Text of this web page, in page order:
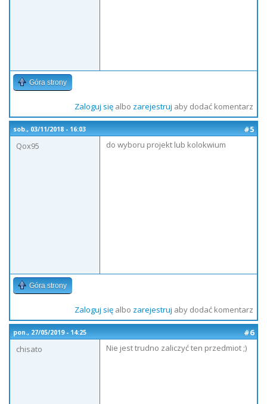
Góra strony
Zaloguj sięalbo zarejestruj aby dodać komentarz
sob., 03/11/2018 - 16:03
#5
Qox95
do wyboru projekt lub kolokwium
Góra strony
Zaloguj sięalbo zarejestruj aby dodać komentarz
pon., 27/05/2019 - 14:25
#6
chisato
Nie jest trudno zaliczyć ten przedmiot ;)